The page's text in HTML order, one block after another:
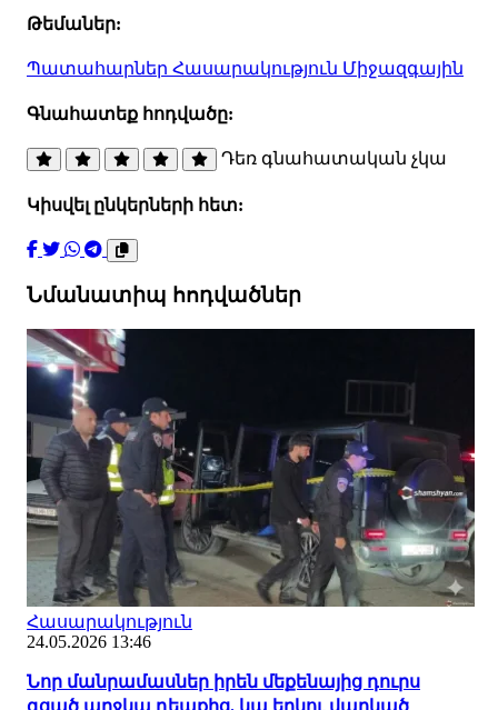
Թեմաներ:
Պատահարներ Հասարակություն Միջազգային
Գնահատեք հոդվածը:
Դեռ գնահատական չկա
Կիսվել ընկերների հետ:
Նմանատիպ հոդվածներ
Հասարակություն
24.05.2026 13:46
Նոր մանրամասներ իրեն մեքենայից դուրս
գցած աղջկա դեպքից. կա երկու վարկած